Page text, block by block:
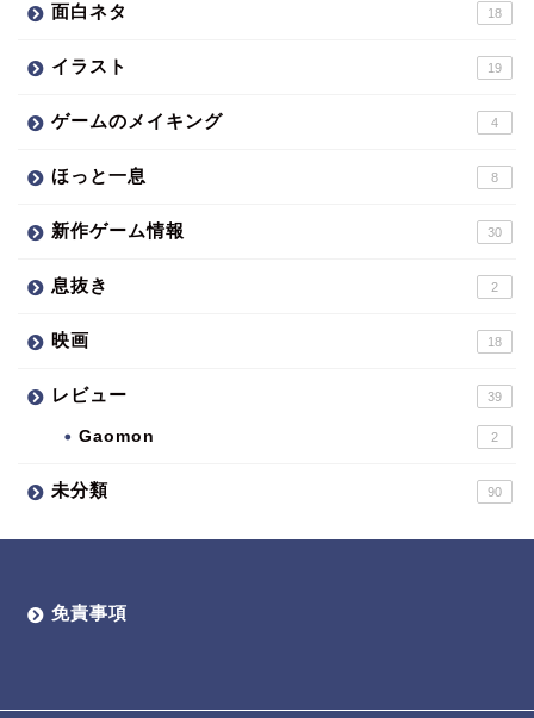
面白ネタ 18
イラスト 19
ゲームのメイキング 4
ほっと一息 8
新作ゲーム情報 30
息抜き 2
映画 18
レビュー 39
Gaomon 2
未分類 90
免責事項